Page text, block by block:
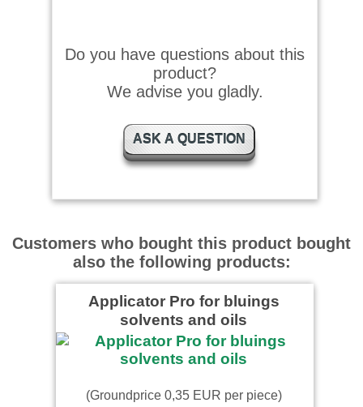
Leicht zu verarbeiten, tolles
Ergebnis. Presi-Leistung
super.
Christian Steede wrote on
08.03.2025
Alles sehr gut
Sergey Shwarts wrote on
03.02.2025
Sehr effektiv, wenig aufwand
um Ziel zu erreichen.
Do you have questions about this
product?
We advise you gladly.
ASK A QUESTION
Customers who bought this product bought
also the following products:
Applicator Pro for bluings
solvents and oils
(Groundprice 0,35 EUR per piece)